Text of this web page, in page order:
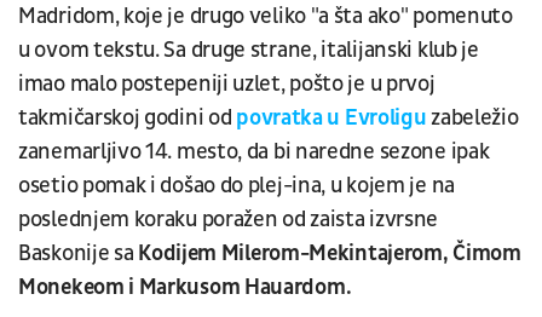
Madridom, koje je drugo veliko "a šta ako" pomenuto
u ovom tekstu. Sa druge strane, italijanski klub je
imao malo postepeniji uzlet, pošto je u prvoj
takmičarskoj godini od povratka u Evroliguzabeležio
zanemarljivo 14. mesto, da bi naredne sezone ipak
osetio pomak i došao do plej-ina, u kojem je na
poslednjem koraku poražen od zaista izvrsne
Baskonije sa Kodijem Milerom-Mekintajerom, Čimom
Monekeom i Markusom Hauardom.